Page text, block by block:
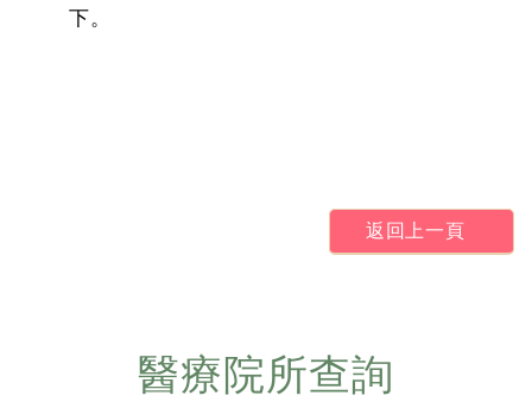
下。
返回上一頁
醫療院所查詢